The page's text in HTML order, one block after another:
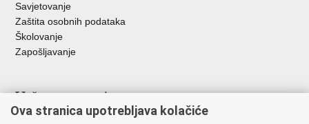
Savjetovanje
Zaštita osobnih podataka
Školovanje
Zapošljavanje
Važne poveznice
Ministarstvo unutarnjih poslova
Ova stranica upotrebljava kolačiće